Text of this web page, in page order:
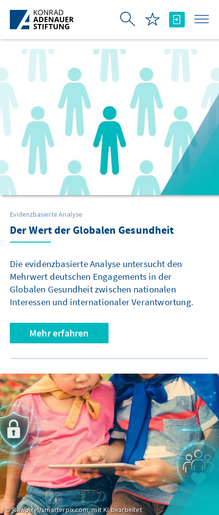
Zum Hauptinhalt springen
Evidenzbasierte Analyse
Der Wert der Globalen Gesundheit
Die evidenzbasierte Analyse untersucht den
Mehrwert deutschen Engagements in der
Globalen Gesundheit zwischen nationalen
Interessen und internationaler Verantwortung.
Mehr erfahren
Rawpixel/smarterpix.com, mit KI bearbeitet